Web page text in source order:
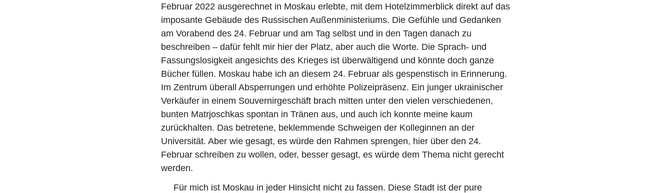
Februar 2022 ausgerechnet in Moskau erlebte, mit dem Hotelzimmerblick direkt auf das
imposante Gebäude des Russischen Außenministeriums. Die Gefühle und Gedanken
am Vorabend des 24. Februar und am Tag selbst und in den Tagen danach zu
beschreiben – dafür fehlt mir hier der Platz, aber auch die Worte. Die Sprach- und
Fassungslosigkeit angesichts des Krieges ist überwältigend und könnte doch ganze
Bücher füllen. Moskau habe ich an diesem 24. Februar als gespenstisch in Erinnerung.
Im Zentrum überall Absperrungen und erhöhte Polizeipräsenz. Ein junger ukrainischer
Verkäufer in einem Souvernirgeschäft brach mitten unter den vielen verschiedenen,
bunten Matrjoschkas spontan in Tränen aus, und auch ich konnte meine kaum
zurückhalten. Das betretene, beklemmende Schweigen der Kolleginnen an der
Universität. Aber wie gesagt, es würde den Rahmen sprengen, hier über den 24.
Februar schreiben zu wollen, oder, besser gesagt, es würde dem Thema nicht gerecht
werden.
Für mich ist Moskau in jeder Hinsicht nicht zu fassen. Diese Stadt ist der pure